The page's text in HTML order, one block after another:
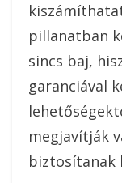
pillanatban
sincs baj,
garanciával
megjavítják
biztosítanak